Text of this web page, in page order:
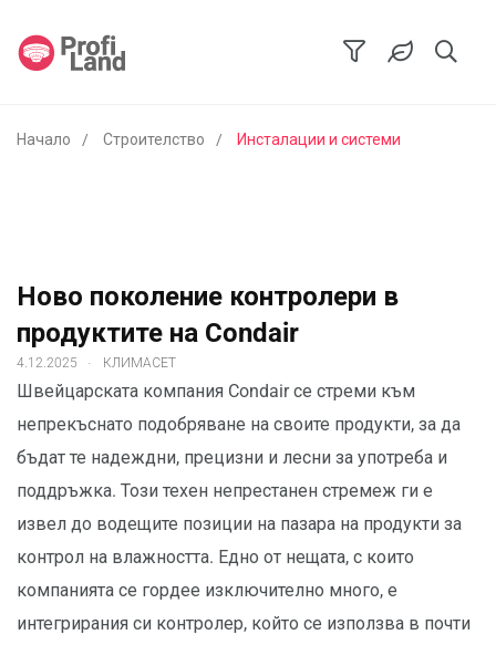
Начало Строителство Инсталации и системи
Ново поколение контролери в
продуктите на Condair
4.12.2025 . КЛИМАСЕТ
Швейцарската компания Condair се стреми към
непрекъснато подобряване на своите продукти, за да
бъдат те надеждни, прецизни и лесни за употреба и
поддръжка. Този техен непрестанен стремеж ги е
извел до водещите позиции на пазара на продукти за
контрол на влажността. Едно от нещата, с които
компанията се гордее изключително много, е
интегрирания си контролер, който се използва в почти